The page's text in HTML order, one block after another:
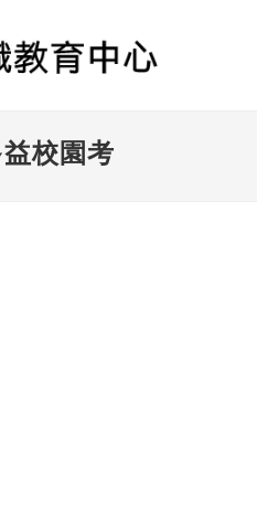
校園考